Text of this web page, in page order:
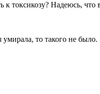
токсикозу? Надеюсь, что
то такого не было.